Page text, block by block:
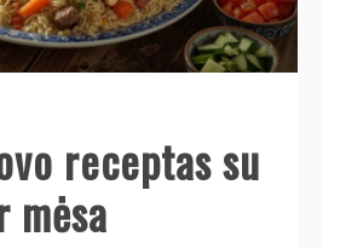
receptas su
mėsa